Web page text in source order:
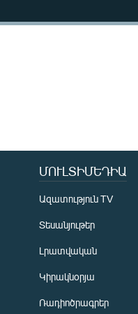
ՄՇԱԿՈՒՅԹ
ԱՐԽԻՎ
ՏԵՍԱՆՅՈՒԹԵՐ
ԲԱՆԱՎԵՃ
ՁԳՏԵԼՈՎ ԼԱՎԱԳՈՒՅՆԻՆ
ՓՈԴՔԱՍԹ
ՄՈՒԼՏԻՄԵԴԻԱ
Ազատություն TV
Տեսանյութեր
Լրատվական
Կիրակնօրյա
Ռադիոծրագրեր